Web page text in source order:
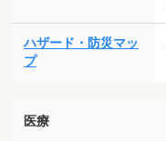
ハザード・防災マッ
プ
医療